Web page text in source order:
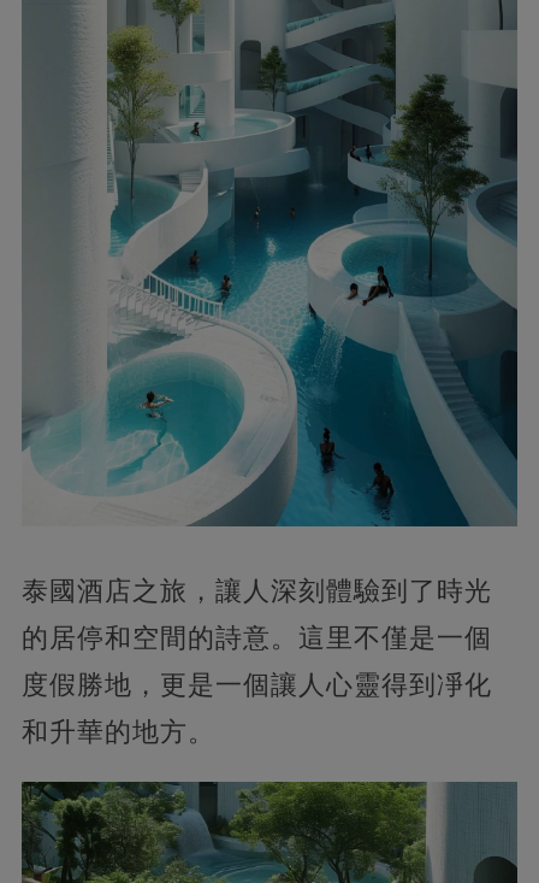
泰國酒店之旅，讓人深刻體驗到了時光
的居停和空間的詩意。這里不僅是一個
度假勝地，更是一個讓人心靈得到凈化
和升華的地方。